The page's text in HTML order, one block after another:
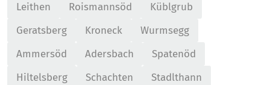
Leithen
Roismannsöd
Küblgrub
Geratsberg
Kroneck
Wurmsegg
Ammersöd
Adersbach
Spatenöd
Hiltelsberg
Schachten
Stadlthann